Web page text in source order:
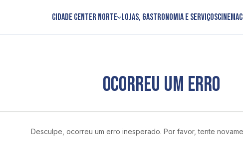
Cidade Center Norte Lojas, Gastronomia e ServiçosCinema
OCORREU UM ERRO
Desculpe, ocorreu um erro inesperado. Por favor, tente